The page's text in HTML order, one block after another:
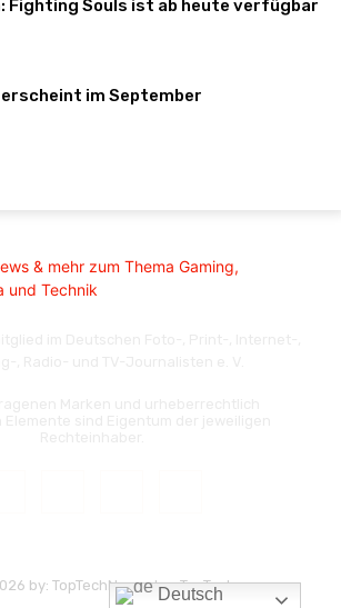
Fighting Souls ist ab heute verfügbar
erscheint im September
by: TopTechNews.de - TopTech
Deutsch